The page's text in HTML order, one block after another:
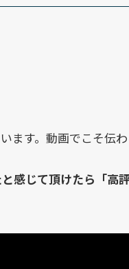
ます。動画でこそ伝
感じて頂けたら「高